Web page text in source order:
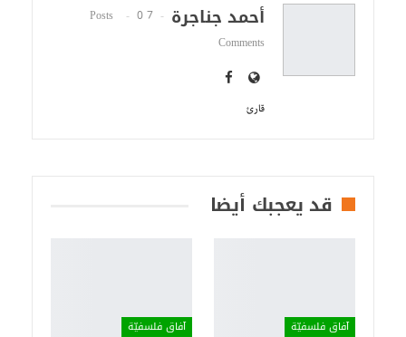
أحمد جناجرة 7 Posts
0
Comments
قارئ
قد يعجبك أيضا
آفاق فلسفيّة‎ آفاق فلسفيّة‎